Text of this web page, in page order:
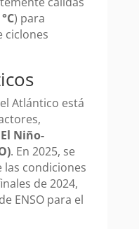
) para
ciclones
Atlántico está
El Niño-
. En 2025, se
condiciones
de 2024,
ENSO para el